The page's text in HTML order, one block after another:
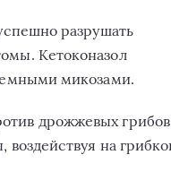
разрушать
Кетоконазол
микозами.
дрожжевых
на